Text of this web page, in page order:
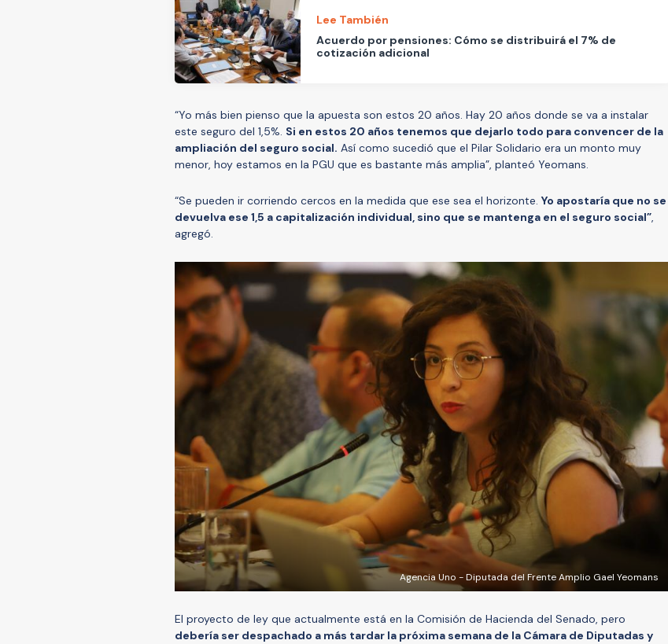
Lee También
Acuerdo por pensiones: Cómo se distribuirá el 7% de
cotización adicional
“Yo más bien pienso que la apuesta son estos 20 años. Hay 20 años donde se va a instalar
este seguro del 1,5%. Si en estos 20 años tenemos que dejarlo todo para convencer de la
ampliación del seguro social. Así como sucedió que el Pilar Solidario era un monto muy
menor, hoy estamos en la PGU que es bastante más amplia”, planteó Yeomans.
“Se pueden ir corriendo cercos en la medida que ese sea el horizonte. Yo apostaría que no se
devuelva ese 1,5 a capitalización individual, sino que se mantenga en el seguro social”,
agregó.
Agencia Uno - Diputada del Frente Amplio Gael Yeomans
El proyecto de ley que actualmente está en la Comisión de Hacienda del Senado, pero
debería ser despachado a más tardar la próxima semana de la Cámara de Diputadas y